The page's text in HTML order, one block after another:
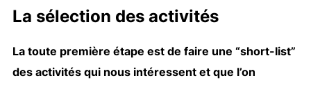
La sélection des activités
La toute première étape est de faire une “short-list”
des activités qui nous intéressent et que l’on